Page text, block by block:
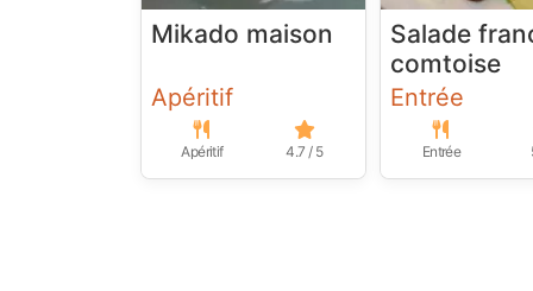
Mikado maison
Apéritif
Apéritif 4.7 / 5
Salade
comtoise
Entrée
Entrée